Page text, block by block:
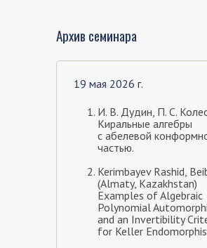
Архив семинара
19 мая 2026 г.
И. В. Дудин, П. С.
Киральные алгебры
с абелевой
частью.
Kerimbayev Rashid,
(Almaty, Kazakhstan)
Examples of Algebraic
Polynomial
and an Invertibility
for Keller